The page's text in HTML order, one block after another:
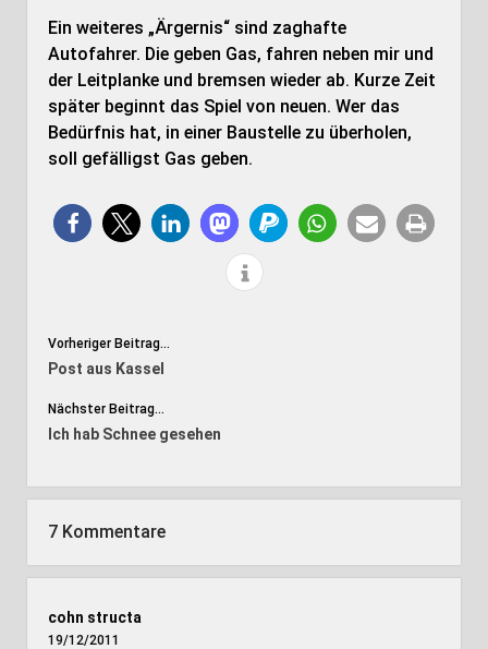
Ein weiteres „Ärgernis“ sind zaghafte
Autofahrer. Die geben Gas, fahren neben mir und
der Leitplanke und bremsen wieder ab. Kurze Zeit
später beginnt das Spiel von neuen. Wer das
Bedürfnis hat, in einer Baustelle zu überholen,
soll gefälligst Gas geben.
Vorheriger Beitrag...
Post aus Kassel
Nächster Beitrag...
Ich hab Schnee gesehen
7 Kommentare
cohn structa
19/12/2011